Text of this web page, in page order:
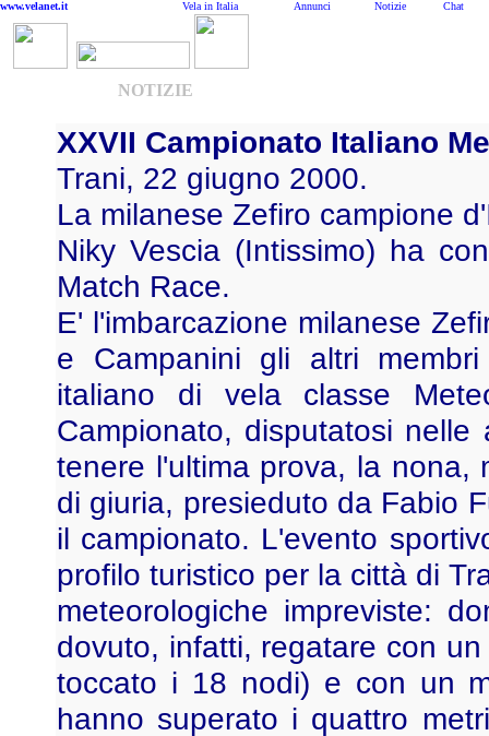
www.velanet.it Vela in Italia Annunci Notizie Chat
NOTIZIE
XXVII Campionato Italiano
Trani, 22 giugno 2000.
La milanese Zefiro campione
Niky Vescia (Intissimo) ha
Match Race.
E' l'imbarcazione milanese
e Campanini gli altri
italiano di vela classe
Campionato, disputatosi
tenere l'ultima prova, la nona,
di giuria, presieduto da Fabio
il campionato. L'evento
profilo turistico per la città di
meteorologiche impreviste:
dovuto, infatti, regatare con
toccato i 18 nodi) e con un
hanno superato i quattro